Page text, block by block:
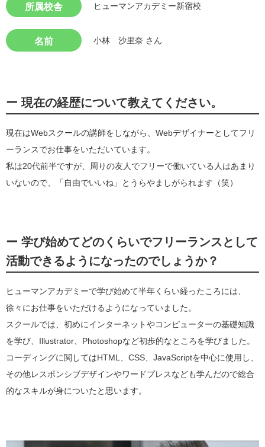
索
所属校舎 ヒューマンアカデミー新宿校
名前 小林 沙里奈 さん
ー 現在の経歴について教えてください。
現在はWebスクールの講師をしながら、Webデザイナーとしてフリ
ーランスでお仕事をいただいています。
私は20代前半ですが、周りの友人でフリーで働いている人はあまり
いないので、「自由でいいね」とうらやましがられます（笑）
ー 学び始めてどのくらいでフリーランスとして
活動できるようになったのでしょうか？
ヒューマンアカデミーで学び始めて半年くらい経ったころには、
徐々にお仕事をいただけるようになっていました。
スクールでは、初めにインターネットやコンピューターの基礎知識
を学び、Illustrator、Photoshopなど初歩的なところを学びました。
コーディングに関してはHTML、CSS、JavaScriptを中心に使用し、
その他レスポンシブデザインやワードプレスなども学んだので総合
的なスキルが身についたと思います。